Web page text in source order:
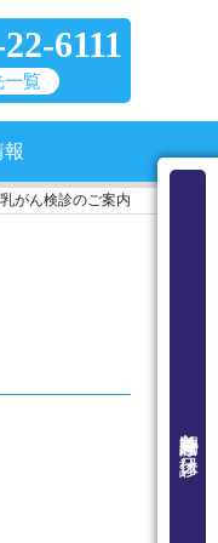
6111
一覧
乳がん検診のご案内
外来診療時間と休診日